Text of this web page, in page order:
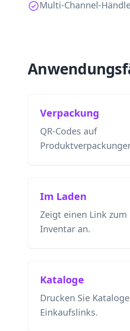
Multi-Channel-
Verpackung
QR-Codes auf
Im Laden
Zeigt einen Link zum
Inventar an.
Kataloge
Drucken Sie
Einkaufslinks.